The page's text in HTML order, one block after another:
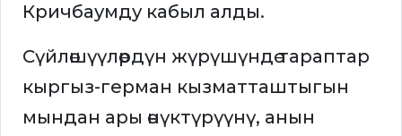
Кричбаумду кабыл алды.
Сүйлөшүүлөрдүн жүрүшүндө тараптар
кыргыз-герман кызматташтыгын
мындан ары өнүктүрүүнү, анын